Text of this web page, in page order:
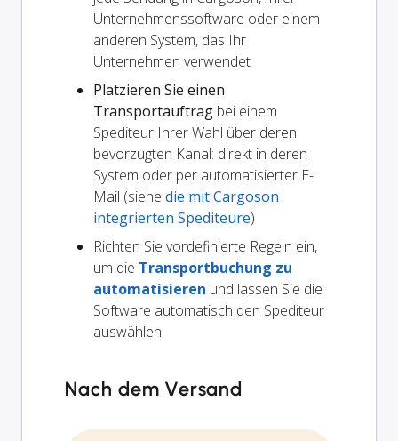
Unternehmenssoftware oder einem
anderen System, das Ihr
Unternehmen verwendet
Platzieren Sie einen
Transportauftrag bei einem
Spediteur Ihrer Wahl über deren
bevorzugten Kanal: direkt in deren
System oder per automatisierter E-
Mail (siehe die mit Cargoson
integrierten Spediteure)
Richten Sie vordefinierte Regeln ein,
um die Transportbuchung zu
automatisieren und lassen Sie die
Software automatisch den Spediteur
auswählen
Nach dem Versand